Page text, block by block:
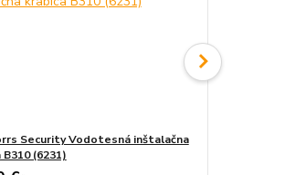
Security Vodotesná inštalačna
(6231)